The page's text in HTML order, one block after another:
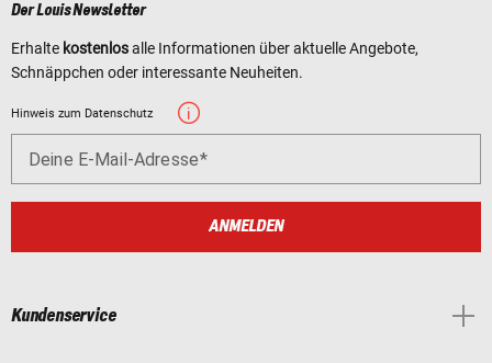
Der Louis Newsletter
Erhalte kostenlosalle Informationen über aktuelle Angebote,
Schnäppchen oder interessante Neuheiten.
Hinweis zum Datenschutz
Deine E-Mail-Adresse
ANMELDEN
Kundenservice